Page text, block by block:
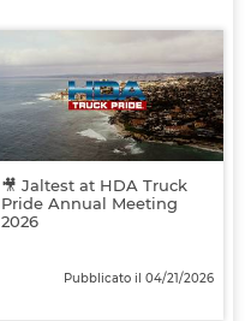
🎥 Jaltest at HDA Truck
Pride Annual Meeting
2026
Pubblicato il 04/21/2026